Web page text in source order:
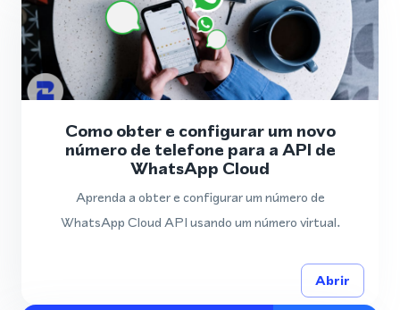
Como obter e configurar um novo
número de telefone para a API de
WhatsApp Cloud
Aprenda a obter e configurar um número de
WhatsApp Cloud API usando um número virtual.
Abrir